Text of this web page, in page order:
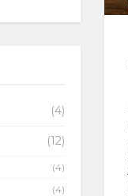
(4)
(12)
(4)
(4)